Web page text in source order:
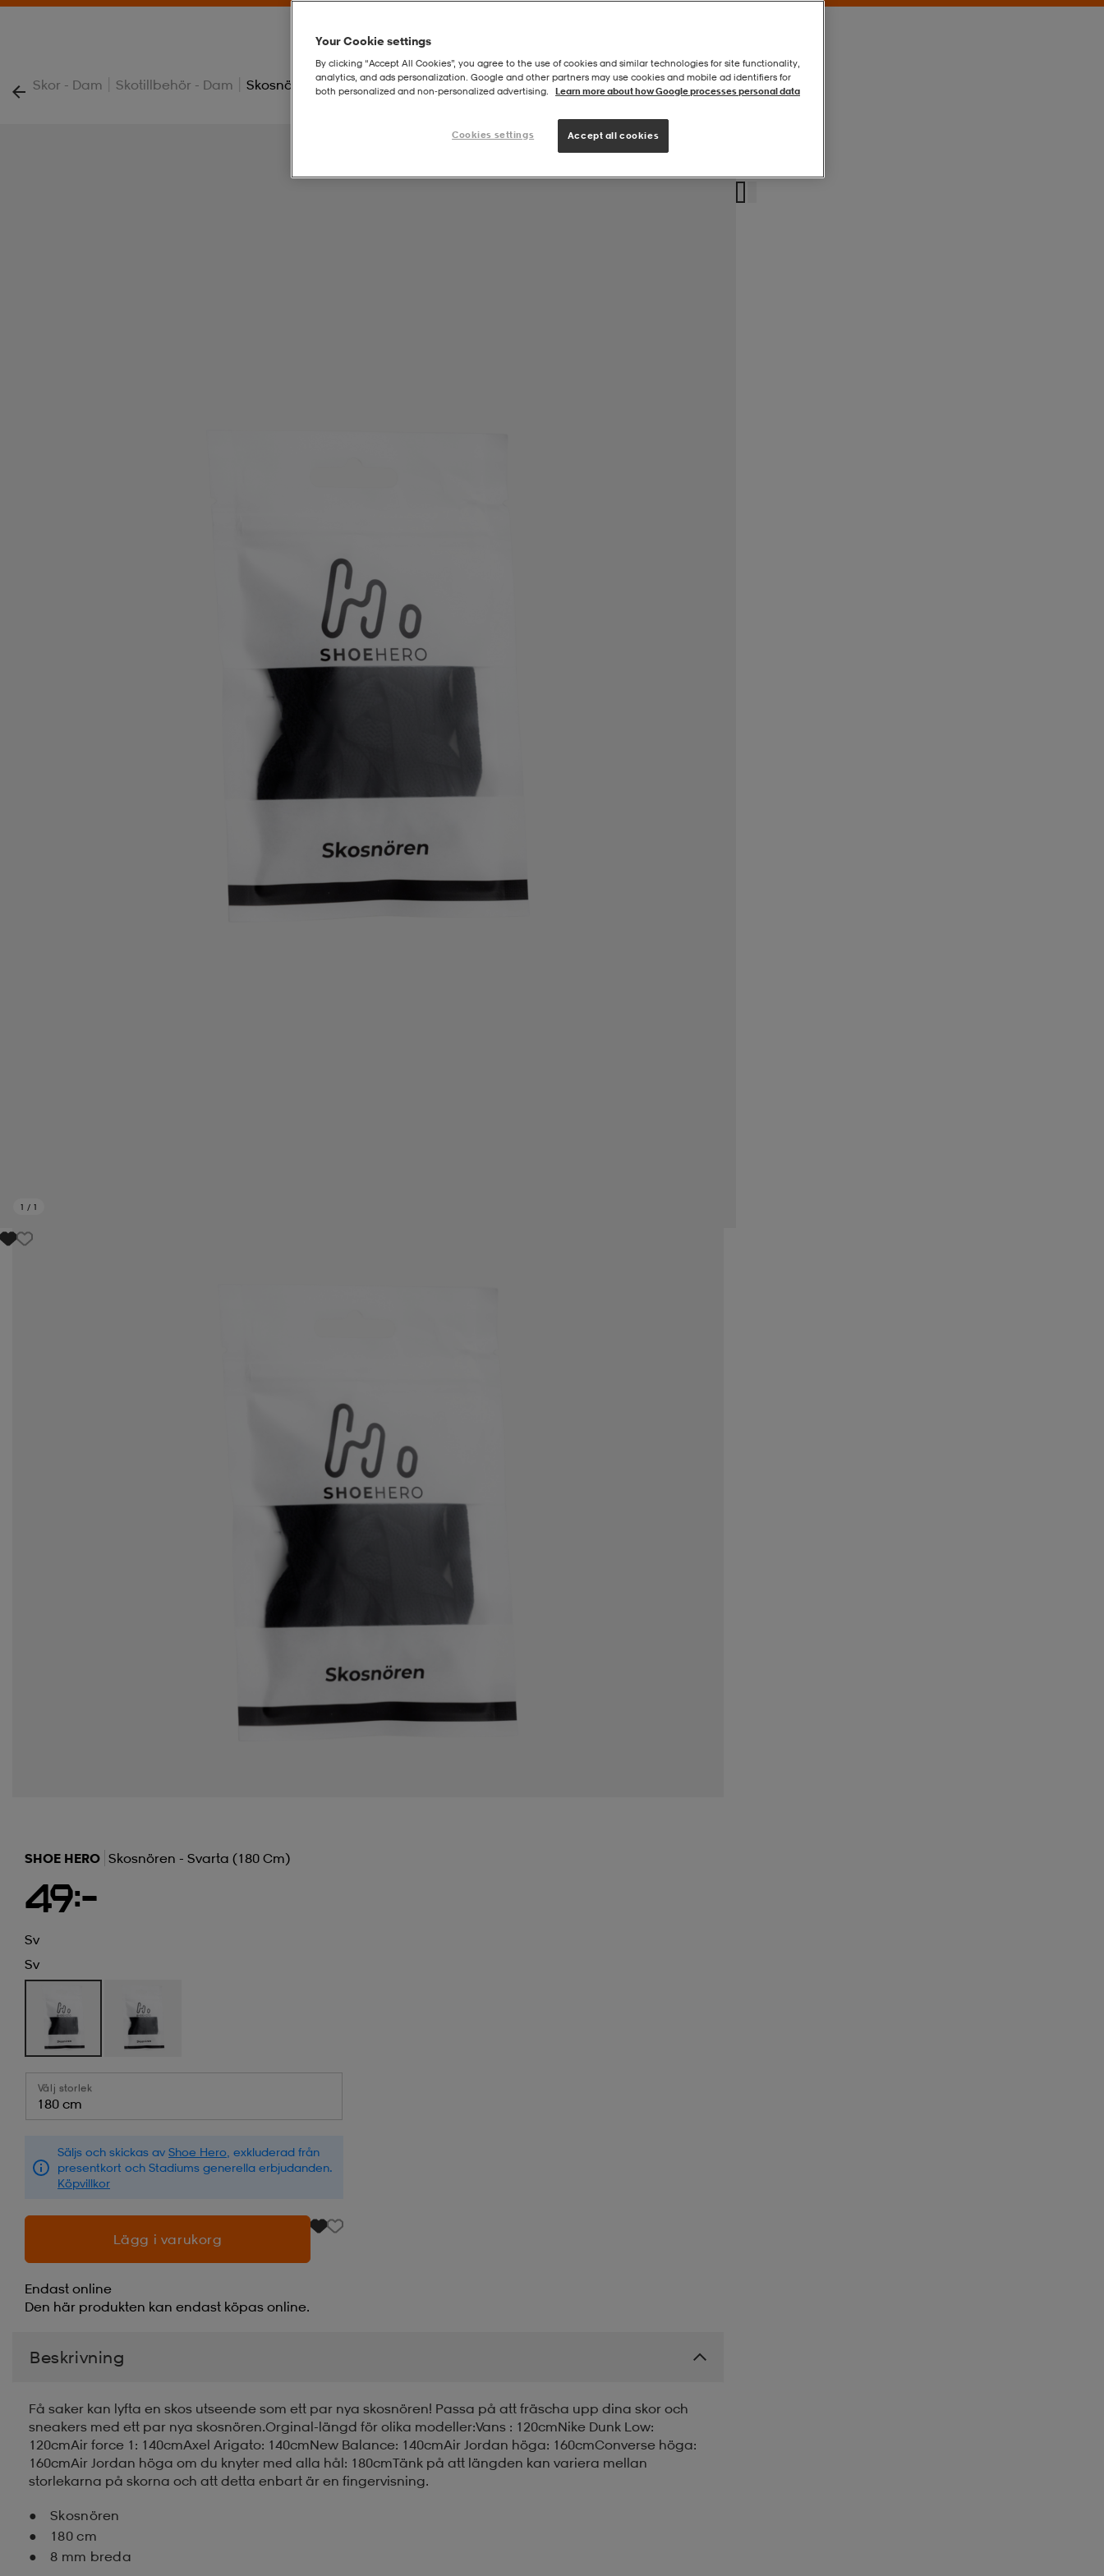
Skor - Dam | Skotillbehör - Dam | Skosnören - Svarta (180 Cm)
1 / 1
SHOE HERO Skosnören - Svarta (180 Cm)
49:-
Sv
Sv
Välj storlek
180 cm
Säljs och skickas av Shoe Hero , exkluderad från
presentkort och Stadiums generella erbjudanden.
Köpvillkor
Lägg i varukorg
Endast online
Den här produkten kan endast köpas online.
Beskrivning
Få saker kan lyfta en skos utseende som ett par nya skosnören! Passa på att fräscha upp dina skor och
sneakers med ett par nya skosnören.Orginal-längd för olika modeller:Vans : 120cmNike Dunk Low:
120cmAir force 1: 140cmAxel Arigato: 140cmNew Balance: 140cmAir Jordan höga: 160cmConverse höga:
160cmAir Jordan höga om du knyter med alla hål: 180cmTänk på att längden kan variera mellan
storlekarna på skorna och att detta enbart är en fingervisning.
Skosnören
180 cm
8 mm breda
Your Cookie settings
By clicking “Accept All Cookies”, you agree to the use of cookies and similar technologies for site functionality,
analytics, and ads personalization. Google and other partners may use cookies and mobile ad identifiers for
both personalized and non‑personalized advertising.
Learn more about how Google processes personal data
Cookies settings Accept all cookies